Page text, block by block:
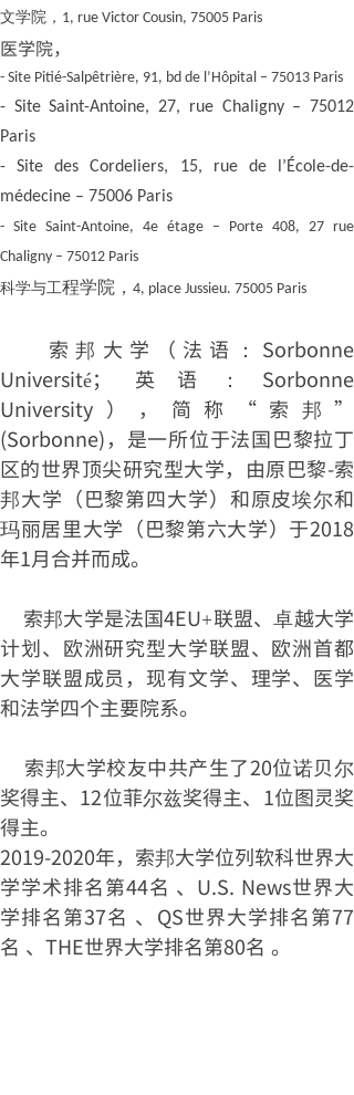
文学院， 1, rue Victor Cousin, 75005 Paris
医学院，
- Site Pitié-Salpêtrière, 91, bd de l’Hôpital – 75013 Paris
- Site Saint-Antoine, 27, rue Chaligny – 75012
Paris
- Site des Cordeliers, 15, rue de l’École-de-
médecine – 75006 Paris
- Site Saint-Antoine, 4e étage – Porte 408, 27 rue
Chaligny – 75012 Paris
科学与工程学院， 4, place Jussieu. 75005 Paris
索邦大学（法语：Sorbonne
Université；英语：Sorbonne
University），简称“索邦”
(Sorbonne)，是一所位于法国巴黎拉丁
区的世界顶尖研究型大学，由原巴黎-索
邦大学（巴黎第四大学）和原皮埃尔和
玛丽居里大学（巴黎第六大学）于2018
年1月合并而成。
索邦大学是法国4EU+联盟、卓越大学
计划、欧洲研究型大学联盟、欧洲首都
大学联盟成员，现有文学、理学、医学
和法学四个主要院系。
索邦大学校友中共产生了20位诺贝尔
奖得主、12位菲尔兹奖得主、1位图灵奖
得主。
2019-2020年，索邦大学位列软科世界大
学学术排名第44名 、U.S. News世界大
学排名第37名 、QS世界大学排名第77
名 、THE世界大学排名第80名 。